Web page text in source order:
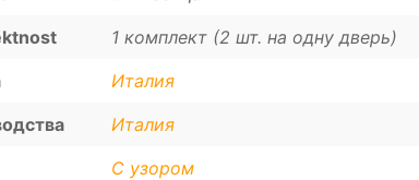
1 комплект (2 шт. на одну дверь)
Италия
Италия
С узором